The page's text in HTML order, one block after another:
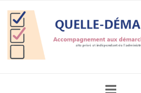
content
Home